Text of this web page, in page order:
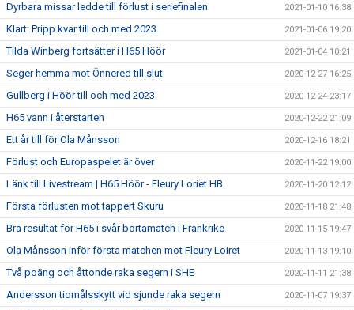
Dyrbara missar ledde till förlust i seriefinalen 2021-01-10 16:38
Klart: Pripp kvar till och med 2023 2021-01-06 19:20
Tilda Winberg fortsätter i H65 Höör 2021-01-04 10:21
Seger hemma mot Önnered till slut 2020-12-27 16:25
Gullberg i Höör till och med 2023 2020-12-24 23:17
H65 vann i återstarten 2020-12-22 21:09
Ett år till för Ola Månsson 2020-12-16 18:21
Förlust och Europaspelet är över 2020-11-22 19:00
Länk till Livestream | H65 Höör - Fleury Loriet HB 2020-11-20 12:12
Första förlusten mot tappert Skuru 2020-11-18 21:48
Bra resultat för H65 i svår bortamatch i Frankrike 2020-11-15 19:47
Ola Månsson inför första matchen mot Fleury Loiret 2020-11-13 19:10
Två poäng och åttonde raka segern i SHE 2020-11-11 21:38
Andersson tiomålsskytt vid sjunde raka segern 2020-11-07 19:37